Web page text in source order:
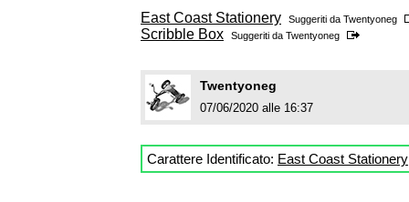
East Coast Stationery Suggeriti da Twentyoneg
Scribble Box Suggeriti da Twentyoneg
Twentyoneg
07/06/2020 alle 16:37
Carattere Identificato: East Coast Stationery